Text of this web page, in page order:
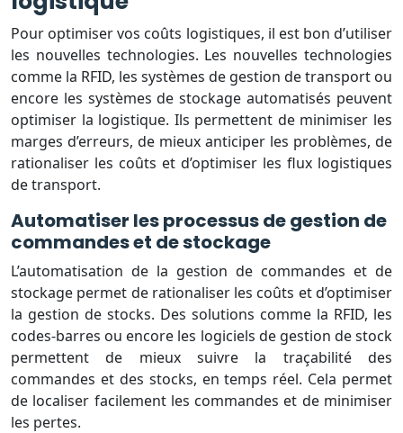
Pour optimiser vos coûts logistiques, il est bon d’utiliser
les nouvelles technologies. Les nouvelles technologies
comme la RFID, les systèmes de gestion de transport ou
encore les systèmes de stockage automatisés peuvent
optimiser la logistique. Ils permettent de minimiser les
marges d’erreurs, de mieux anticiper les problèmes, de
rationaliser les coûts et d’optimiser les flux logistiques
de transport.
Automatiser les processus de gestion de
commandes et de stockage
L’automatisation de la gestion de commandes et de
stockage permet de rationaliser les coûts et d’optimiser
la gestion de stocks. Des solutions comme la RFID, les
codes-barres ou encore les logiciels de gestion de stock
permettent de mieux suivre la traçabilité des
commandes et des stocks, en temps réel. Cela permet
de localiser facilement les commandes et de minimiser
les pertes.